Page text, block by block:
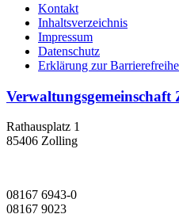
Kontakt
Inhaltsverzeichnis
Impressum
Datenschutz
Erklärung zur
Verwaltungsgemeinschaft
Rathausplatz 1
85406 Zolling
08167 6943-0
08167 9023